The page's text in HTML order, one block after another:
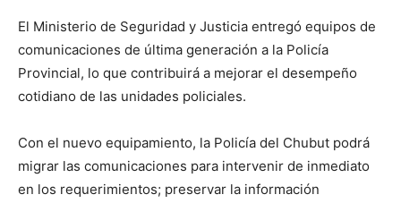
El Ministerio de Seguridad y Justicia entregó equipos de
comunicaciones de última generación a la Policía
Provincial, lo que contribuirá a mejorar el desempeño
cotidiano de las unidades policiales.
Con el nuevo equipamiento, la Policía del Chubut podrá
migrar las comunicaciones para intervenir de inmediato
en los requerimientos; preservar la información